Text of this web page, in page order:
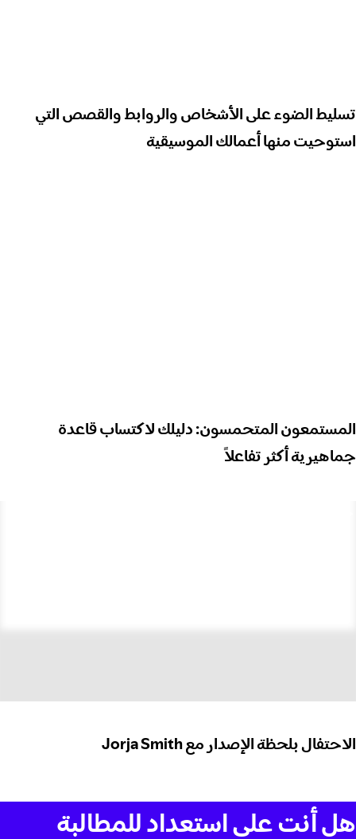
تسليط الضوء على الأشخاص والروابط والقصص التي
استوحيت منها أعمالك الموسيقية
المستمعون المتحمسون: دليلك لاكتساب قاعدة
جماهيرية أكثر تفاعلاً
الاحتفال بلحظة الإصدار مع Jorja Smith
هل أنت على استعداد للمطالبة